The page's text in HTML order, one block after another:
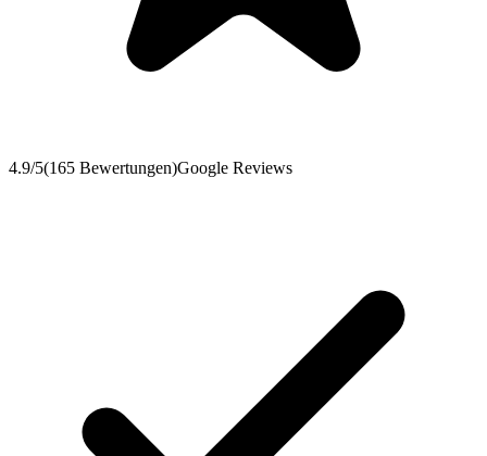
4.9/5(165 Bewertungen)Google Reviews